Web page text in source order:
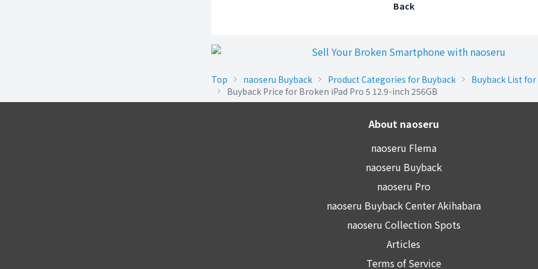
Back
Top naoseru Buyback Product Categories for Buyback
Buyback List
Buyback Price for Broken iPad Pro 5 12.9-inch 256GB
About naoseru
naoseru Flema
naoseru Buyback
naoseru Pro
naoseru Buyback Center Akihabara
naoseru Collection Spots
Articles
Terms of Service